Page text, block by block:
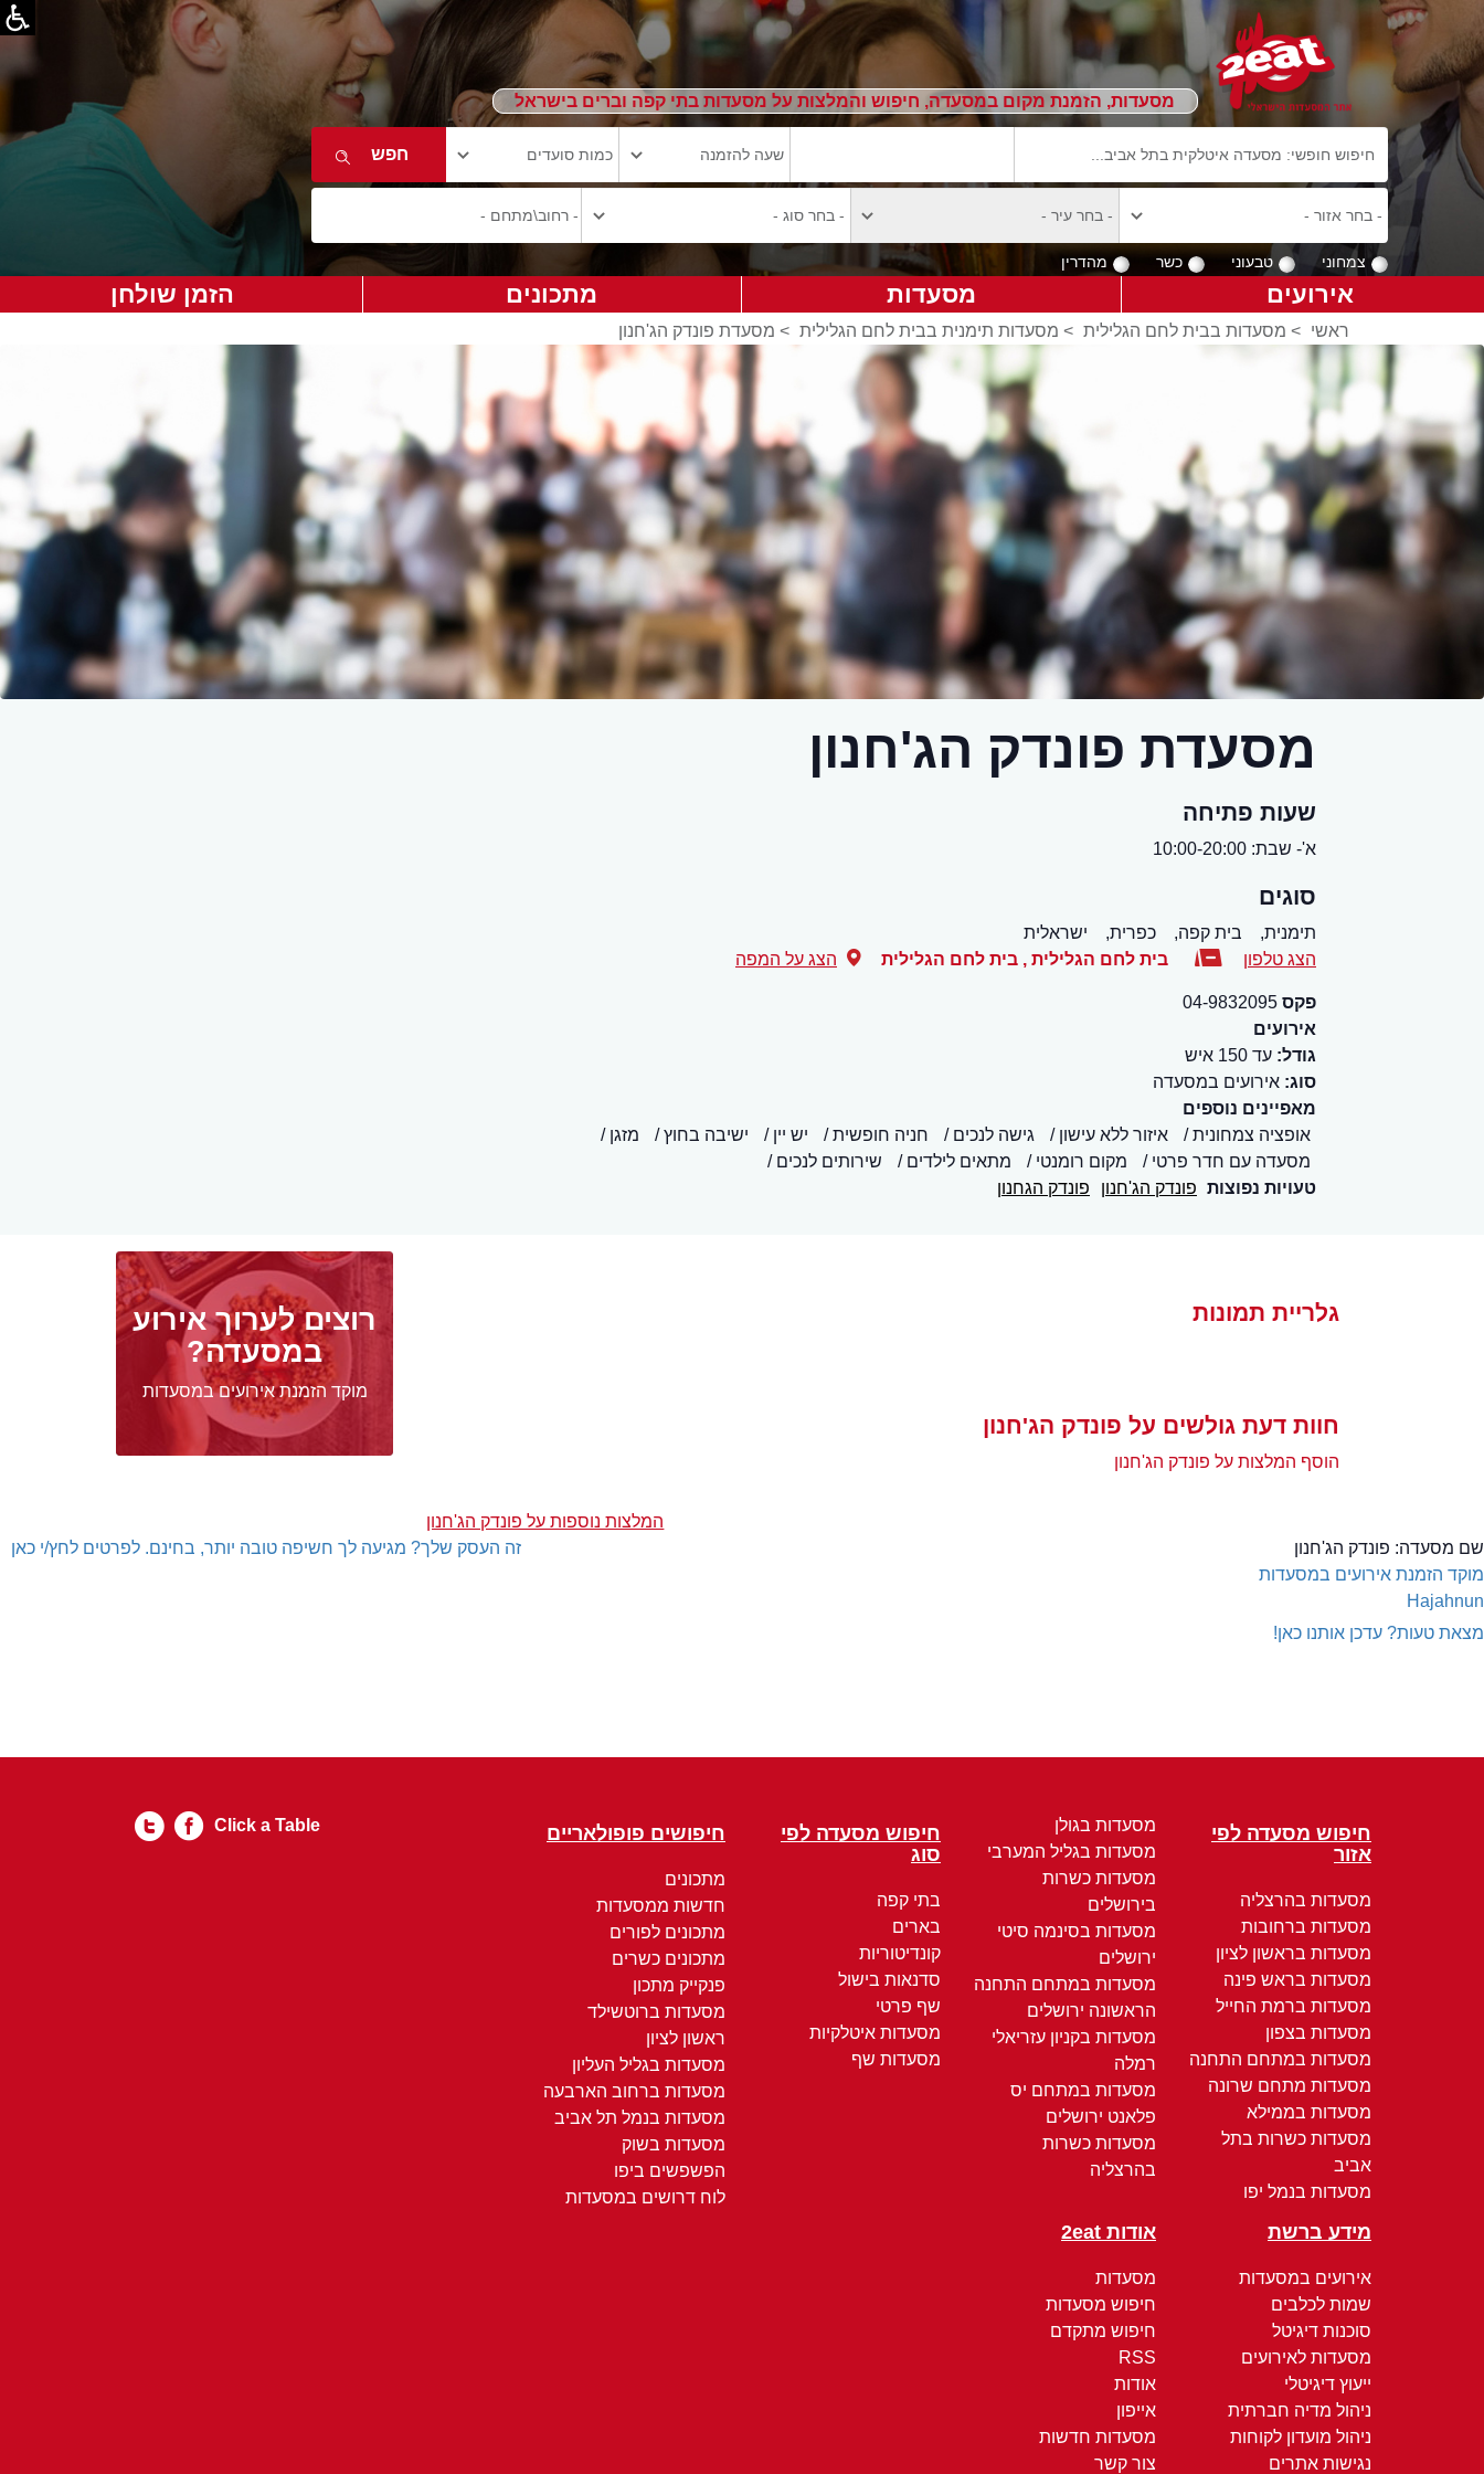
מסעדות, הזמנת מקום במסעדה, חיפוש והמלצות על מסעדות בתי קפה וברים בישראל
צמחוני טבעוני כשר מהדרין
אירועים מסעדות מתכונים הזמן שולחן
ראשי > מסעדות בבית לחם הגלילית > מסעדות תימנית בבית לחם הגלילית > מסעדת פונדק הג'חנון
מסעדת פונדק הג'חנון
שעות פתיחה
א'- שבת: 10:00-20:00
סוגים
תימנית, בית קפה, כפרית,
ישראלית
הצג טלפון
בית לחם הגלילית , בית לחם הגלילית הצג על המפה
פקס 04-9832095
אירועים
גודל: עד 150 איש
סוג: אירועים במסעדה
מאפיינים נוספים
אופציה צמחונית
איזור ללא עישון גישה לנכים חניה חופשית יש יין ישיבה בחוץ
מזגן
מסעדה עם חדר פרטי
מקום רומנטי מתאים לילדים
שירותים לנכים
טעויות נפוצות פונדק הג'חנון פונדק הגחנון
גלריית תמונות
חוות דעת גולשים על פונדק הג'חנון
הוסף המלצות על פונדק הג'חנון
המלצות נוספות על פונדק הג'חנון
רוצים לערוך אירוע
במסעדה?
מוקד הזמנת אירועים במסעדות
זה העסק שלך? מגיעה לך חשיפה טובה יותר, בחינם. לפרטים לחץ/י כאן שם מסעדה: פונדק הג'חנון
מוקד הזמנת אירועים במסעדות
Hajahnun
מצאת טעות? עדכן אותנו כאן!
חיפוש מסעדה לפי
אזור
מסעדות בהרצליה
מסעדות ברחובות
מסעדות בראשון לציון
מסעדות בראש פינה
מסעדות ברמת החייל
מסעדות בצפון
מסעדות במתחם התחנה
מסעדות מתחם שרונה
מסעדות בממילא
מסעדות כשרות בתל
אביב
מסעדות בנמל יפו
מסעדות בגולן
מסעדות בגליל המערבי
מסעדות כשרות
בירושלים
מסעדות בסינמה סיטי
ירושלים
מסעדות במתחם התחנה
הראשונה ירושלים
מסעדות בקניון עזריאלי
רמלה
מסעדות במתחם יס
פלאנט ירושלים
מסעדות כשרות
בהרצליה
חיפוש מסעדה לפי
סוג
בתי קפה
בארים
קונדיטוריות
סדנאות בישול
שף פרטי
מסעדות איטלקיות
מסעדות שף
חיפושים פופולאריים
מתכונים
חדשות ממסעדות
מתכונים לפורים
מתכונים כשרים
פנקייק מתכון
מסעדות ברוטשילד
ראשון לציון
מסעדות בגליל העליון
מסעדות ברחוב הארבעה
מסעדות בנמל תל אביב
מסעדות בשוק
הפשפשים ביפו
לוח דרושים במסעדות
מידע ברשת
אירועים במסעדות
שמות לכלבים
סוכנות דיגיטל
מסעדות לאירועים
ייעוץ דיגיטלי
ניהול מדיה חברתית
ניהול מועדון לקוחות
נגישות אתרים
אודות 2eat
מסעדות
חיפוש מסעדות
חיפוש מתקדם
RSS
אודות
אייפון
מסעדות חדשות
צור קשר
Click a Table